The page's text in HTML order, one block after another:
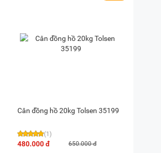
Cân đồng hồ 20kg Tolsen 35199
(1)
480.000 đ 650.000 đ